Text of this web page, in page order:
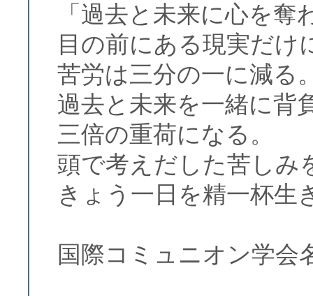
「過去と未来に心を奪
目の前にある現実だけ
苦労は三分の一に減る
過去と未来を一緒に背
三倍の重荷になる。
頭で考えだした苦しみ
きょう一日を精一杯生
国際コミュニオン学